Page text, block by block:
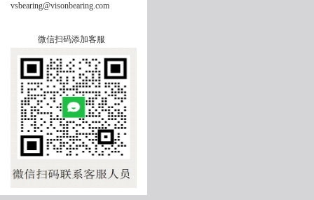
vsbearing@visonbearing.com
微信扫码添加客服